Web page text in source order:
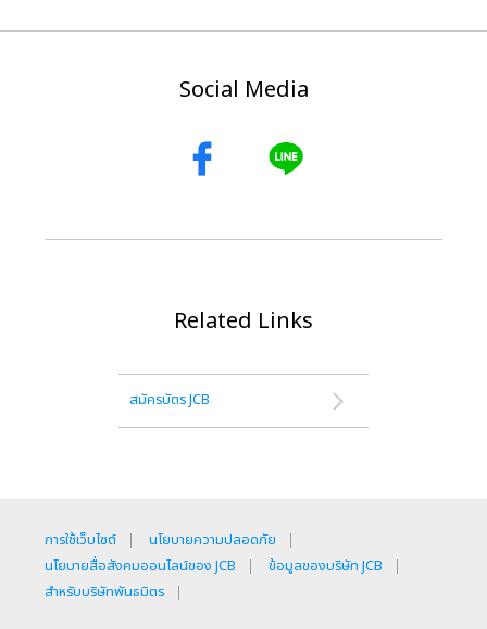
Social Media
Related Links
สมัครบัตร JCB
การใช้เว็บไซต์
นโยบายความปลอดภัย
นโยบายสื่อสังคมออนไลน์ของ JCB
ข้อมูลของบริษัท JCB
สำหรับบริษัทพันธมิตร